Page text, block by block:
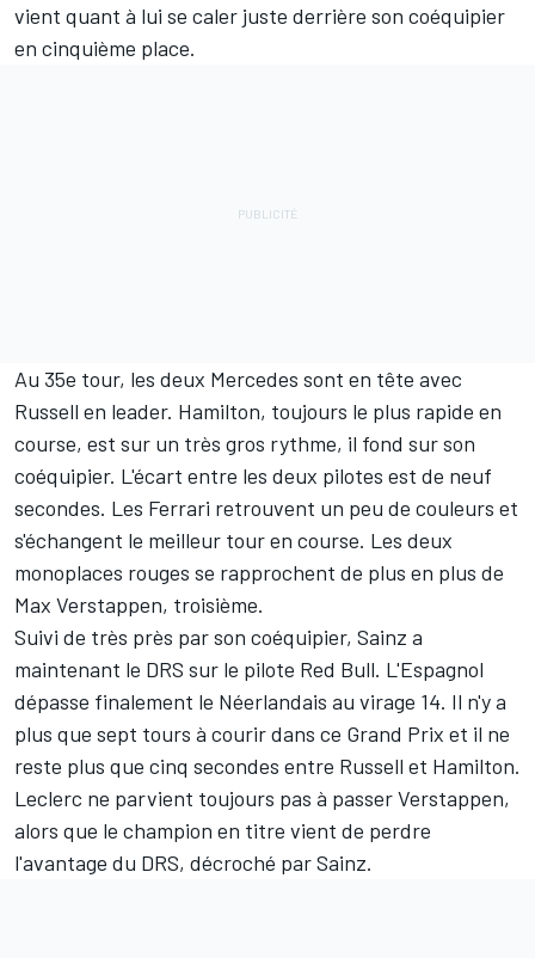
vient quant à lui se caler juste derrière son coéquipier
en cinquième place.
Au 35e tour, les deux Mercedes sont en tête avec
Russell en leader. Hamilton, toujours le plus rapide en
course, est sur un très gros rythme, il fond sur son
coéquipier. L'écart entre les deux pilotes est de neuf
secondes. Les Ferrari retrouvent un peu de couleurs et
s'échangent le meilleur tour en course. Les deux
monoplaces rouges se rapprochent de plus en plus de
Max Verstappen, troisième.
Suivi de très près par son coéquipier, Sainz a
maintenant le DRS sur le pilote Red Bull. L'Espagnol
dépasse finalement le Néerlandais au virage 14. Il n'y a
plus que sept tours à courir dans ce Grand Prix et il ne
reste plus que cinq secondes entre Russell et Hamilton.
Leclerc ne parvient toujours pas à passer Verstappen,
alors que le champion en titre vient de perdre
l'avantage du DRS, décroché par Sainz.